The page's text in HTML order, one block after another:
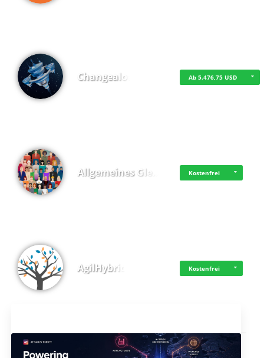
Changealot Ab 5.476,75 USD
Allgemeines Gle… Kostenfrei
AgilHybrid Kostenfrei